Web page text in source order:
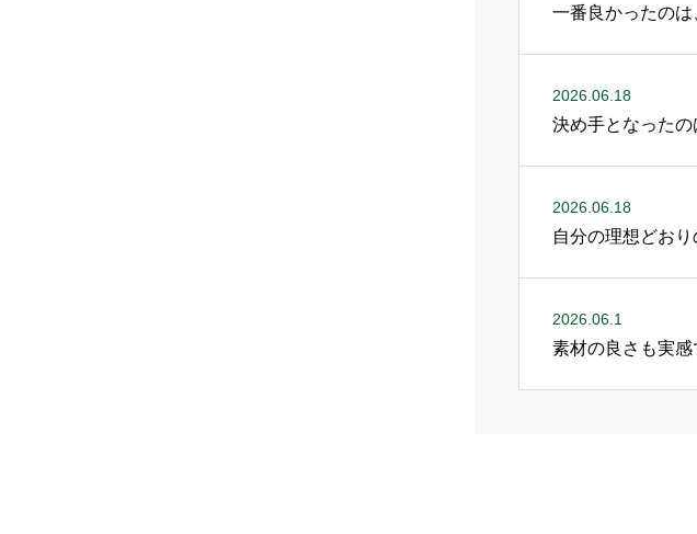
一番良かったの
2026.06.18
決め手となった
2026.06.18
自分の理想どお
2026.06.1
素材の良さも実